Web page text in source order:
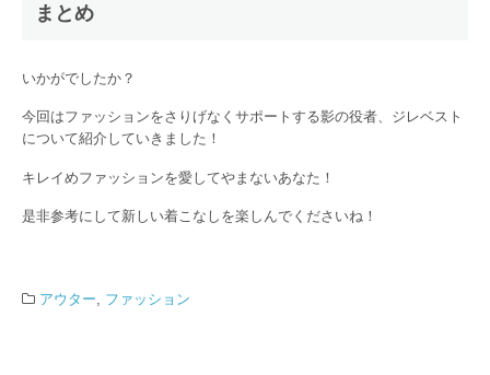
まとめ
いかがでしたか？
今回はファッションをさりげなくサポートする影の役者、ジレベスト
について紹介していきました！
キレイめファッションを愛してやまないあなた！
是非参考にして新しい着こなしを楽しんでくださいね！
アウター ファッション